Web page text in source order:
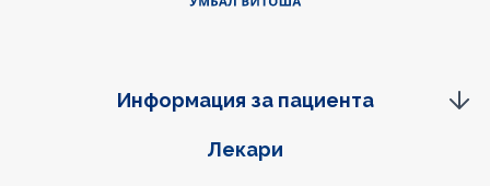
Фуутер навигация
Лекари
Информация за пациента